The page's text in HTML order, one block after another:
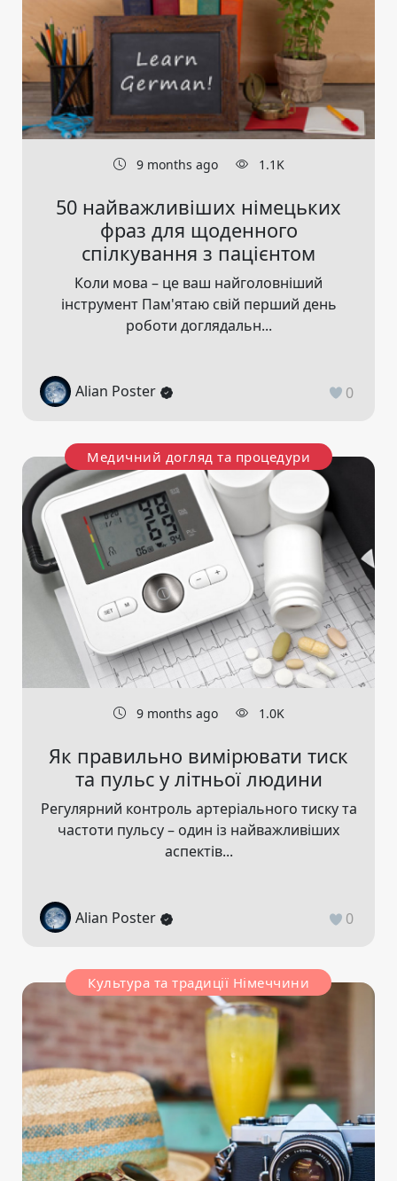
9 months ago 1.1K
50 найважливіших німецьких
фраз для щоденного
спілкування з пацієнтом
Коли мова – це ваш найголовніший
інструмент Пам'ятаю свій перший день
роботи доглядальн...
Alian Poster 0
Медичний догляд та процедури
9 months ago 1.0K
Як правильно вимірювати тиск
та пульс у літньої людини
Регулярний контроль артеріального тиску та
частоти пульсу – один із найважливіших
аспектів...
Alian Poster 0
Культура та традиції Німеччини